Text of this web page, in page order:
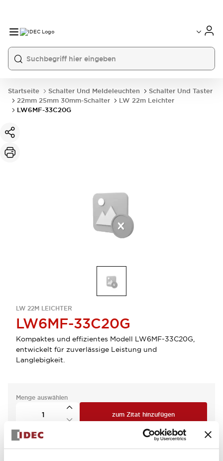
Startseite Schalter Und Meldeleuchten
Schalter Und Taster
22mm 25mm 30mm-Schalter
LW 22m Leichter
LW6MF-33C20G
LW 22M LEICHTER
LW6MF-33C20G
Kompaktes und effizientes Modell LW6MF-33C20G,
entwickelt für zuverlässige Leistung und
Langlebigkeit.
Menge auswählen
zum Zitat hinzufügen